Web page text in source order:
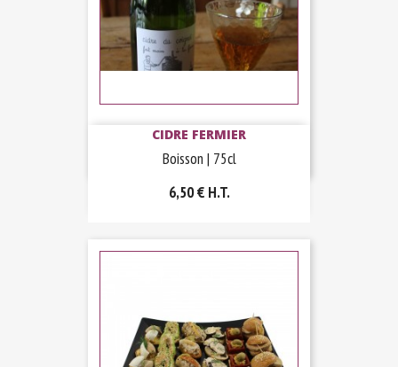
CIDRE FERMIER
Boisson | 75cl
6,50 € H.T.